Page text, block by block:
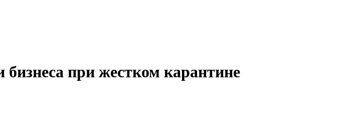
бизнеса при жестком карантине